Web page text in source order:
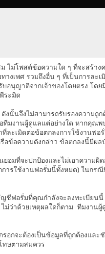
ไม่โพสต์ข้อความใด ๆ ที่จะสร้
งเพศ รวมถึงอื่น ๆ ที่เป็นการล
นุญาติจากเจ้าของโดยตรง โ
ระมิด
นั้นจึงไม่สามารถรับรองความ
มงานผู้ดูแลแต่อย่างใด หากคุณ
เมิดต่อข้อตกลงการใช้งานฟอ
อข้อความดังกล่าว ข้อตกลงนี้มี
จะปกป้องและไม่เอาความผิด
รใช้งานฟอรั่มนี้ทั้งหมด) ในกรณี
ฟอรั่มที่คุณกำลังจะลงทะเบีย
ว่าด้วยเหตุผลใดก็ตาม ทีมงา
จะต้องเป็นข้อมูลที่ถูกต้องและ
ทษตามสมควร